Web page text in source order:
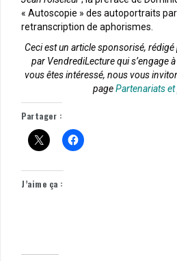
« Autoscopie » des autoportraits
retranscription de aphorismes.
Ceci est un article sponsorisé, rédigé
par VendrediLecture qui s’engage
vous êtes intéressé, nous vous
pagePartenariats
Partager :
J’aime ça :